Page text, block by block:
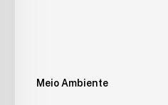
Meio Ambiente